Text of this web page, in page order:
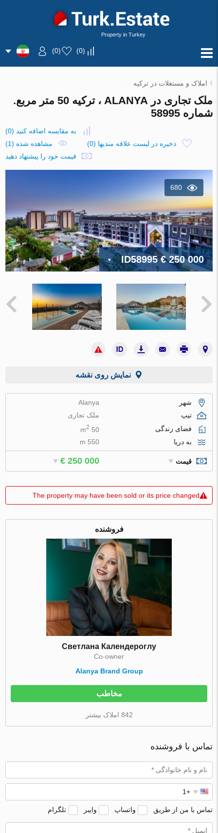
Property in Turkey
(
0
)
(
0
)
املاک و مستغلات در ترکیه
ملک تجاری در ALANYA ، ترکیه 50 متر مربع.
شماره 58995
به مقایسه اضافه کنید (
0
)
ذخیره در لیست علاقه مندیها (
0
)
مشاهده شده (1)
قیمت خود را پیشنهاد دهید
680
ID58995€ 250 000
نمایش روی نقشه
شهر
Alanya
تیپ
ملک تجاری
فضای زندگی
50 m
2
به دریا 550 m
قیمت € 250 000
The property may have been sold or its price changed
فروشنده
Светлана Календероглу
Co-owner
Alanya Brand Group
مخاطب
842 املاک بیشتر
تماس با فروشنده
تماس با من از طریق واتساپ وایبر تلگرام